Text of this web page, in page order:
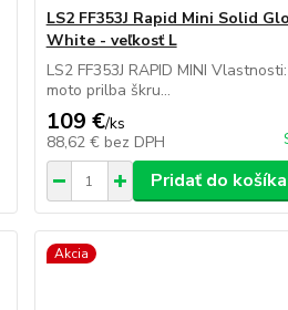
LS2 FF353J Rapid Mini Solid
White - veľkosť L
LS2 FF353J RAPID MINI
moto prilba škru...
109 €/ks
88,62 € bez DPH
Pridať do košíka
Akcia